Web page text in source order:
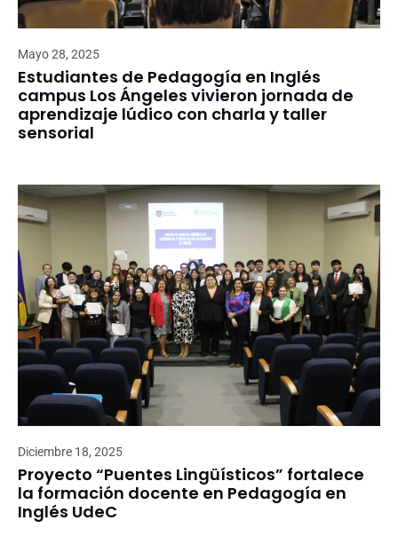
Mayo 28, 2025
Estudiantes de Pedagogía en Inglés
campus Los Ángeles vivieron jornada de
aprendizaje lúdico con charla y taller
sensorial
Diciembre 18, 2025
Proyecto “Puentes Lingüísticos” fortalece
la formación docente en Pedagogía en
Inglés UdeC